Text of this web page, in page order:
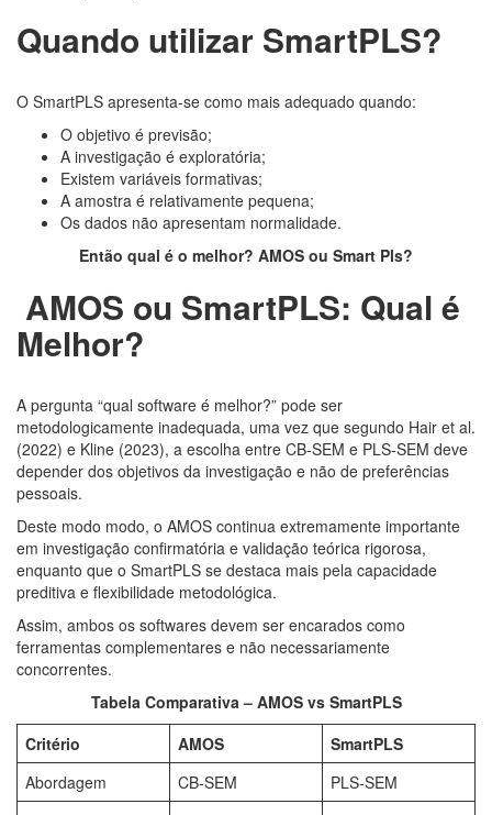
Quando utilizar SmartPLS?
O SmartPLS apresenta-se como mais adequado quando:
O objetivo é previsão;
A investigação é exploratória;
Existem variáveis formativas;
A amostra é relativamente pequena;
Os dados não apresentam normalidade.
Então qual é o melhor? AMOS ou Smart Pls?
AMOS ou SmartPLS: Qual é
Melhor?
A pergunta “qual software é melhor?” pode ser
metodologicamente inadequada, uma vez que segundo Hair et al.
(2022) e Kline (2023), a escolha entre CB-SEM e PLS-SEM deve
depender dos objetivos da investigação e não de preferências
pessoais.
Deste modo modo, o AMOS continua extremamente importante
em investigação confirmatória e validação teórica rigorosa,
enquanto que o SmartPLS se destaca mais pela capacidade
preditiva e flexibilidade metodológica.
Assim, ambos os softwares devem ser encarados como
ferramentas complementares e não necessariamente
concorrentes.
Tabela Comparativa – AMOS vs SmartPLS
Critério
AMOS
SmartPLS
Abordagem
CB-SEM
PLS-SEM